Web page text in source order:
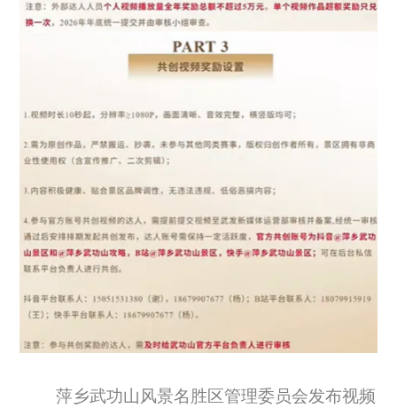
萍乡武功山风景名胜区管理委员会发布视频